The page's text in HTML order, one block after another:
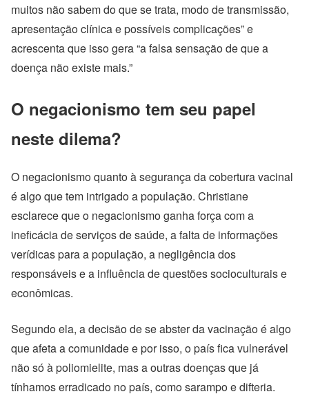
muitos não sabem do que se trata, modo de transmissão,
apresentação clínica e possíveis complicações” e
acrescenta que isso gera “a falsa sensação de que a
doença não existe mais.”
O negacionismo tem seu papel
neste dilema?
O negacionismo quanto à segurança da cobertura vacinal
é algo que tem intrigado a população. Christiane
esclarece que o negacionismo ganha força com a
ineficácia de serviços de saúde, a falta de informações
verídicas para a população, a negligência dos
responsáveis e a influência de questões socioculturais e
econômicas.
Segundo ela, a decisão de se abster da vacinação é algo
que afeta a comunidade e por isso, o país fica vulnerável
não só à poliomielite, mas a outras doenças que já
tínhamos erradicado no país, como sarampo e difteria.